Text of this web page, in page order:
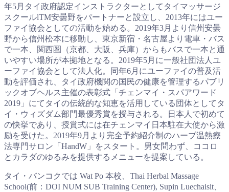
年5月タイ政府認定インストラクターとしてタイマッサージ
スクールlTM安曇野をパートナーと設立し、2013年にはユー
ファイ協会としての活動を始める。2019年3月より信州安曇
野から信州松本に移動し、東京新宿・名古屋より電車・バス
で一本、関西圏（京都、大阪、兵庫）からもバスで一本と通
いやすい場所が本拠地となる。2019年5月に一般社団法人ユ
ーファイ協会として法人化。同年6月にユーファイの普及活
動を評価され、タイ政府機関の国民の健康を管理するパブリ
ックオブヘルス主催の表彰式「チェンマイ・スパアワード
2019」にてタイの伝統的な知恵を活用している団体としてタ
イ・ウィズダム部門最優秀賞を授与される。日本人で初めて
の快挙であり、授賞式には在チェンマイ日本駐在大使から激
励を受けた。2019年9月より完全予約紹介制のハーブ温熱療
法専門サロン「HandW」をスタート。男女問わず、ココロ
とカラダのゆるみを提供するメニューを提案している。
タイ・バンコクでは Wat Po 本校、Thai Herbal Massage
School(前：DOI NUM SUB Training Center), Supin Luechaisit、